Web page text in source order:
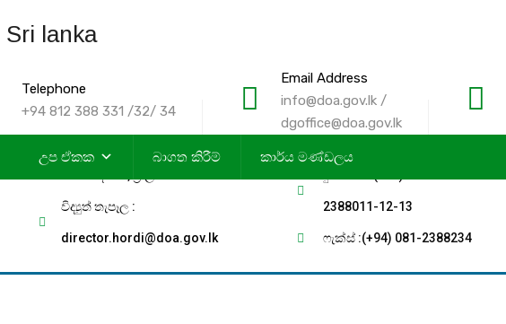
Telephone
+94 812 388 331 /32/ 34
Email Address
info@doa.gov.lk /
dgoffice@doa.gov.lk
උප ඒකක බාගත කිරීම් කාර්ය මණ්ඩලය
විද්‍යුත් තැපෑල :
director.hordi@doa.gov.lk
2388011-12-13
ෆැක්ස් :(+94) 081-2388234